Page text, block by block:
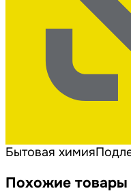
Бытовая химия
Похожие товары